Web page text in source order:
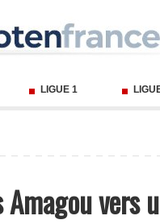
LIGUE 1
Amagou